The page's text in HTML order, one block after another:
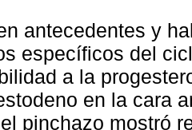
antecedentes y
específicos del
a la
en la cara
pinchazo mostró